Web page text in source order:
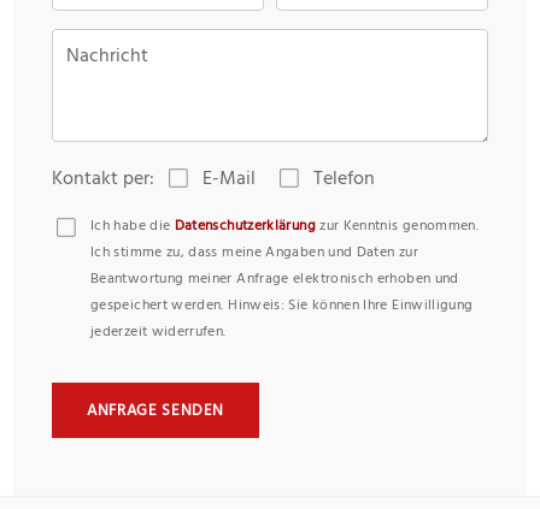
Nachricht
Kontakt per: E-Mail Telefon
Ich habe die Datenschutzerklärungzur Kenntnis genommen.
Ich stimme zu, dass meine Angaben und Daten zur
Beantwortung meiner Anfrage elektronisch erhoben und
gespeichert werden. Hinweis: Sie können Ihre Einwilligung
jederzeit widerrufen.
ANFRAGE SENDEN